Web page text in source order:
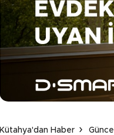
Kütahya'dan Haber Güncel